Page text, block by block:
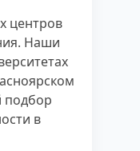
центров
Наши
подбор
в